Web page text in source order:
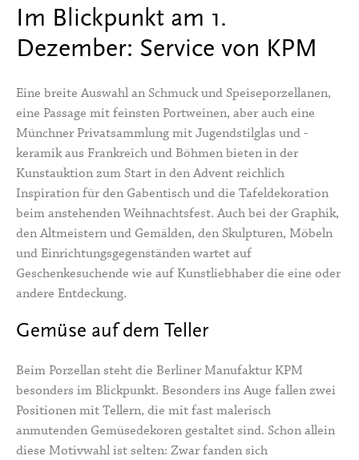
Im Blickpunkt am 1.
Dezember: Service von KPM
Eine breite Auswahl an Schmuck und Speiseporzellanen,
eine Passage mit feinsten Portweinen, aber auch eine
Münchner Privatsammlung mit Jugendstilglas und -
keramik aus Frankreich und Böhmen bieten in der
Kunstauktion zum Start in den Advent reichlich
Inspiration für den Gabentisch und die Tafeldekoration
beim anstehenden Weihnachtsfest. Auch bei der Graphik,
den Altmeistern und Gemälden, den Skulpturen, Möbeln
und Einrichtungsgegenständen wartet auf
Geschenkesuchende wie auf Kunstliebhaber die eine oder
andere Entdeckung.
Gemüse auf dem Teller
Beim Porzellan steht die Berliner Manufaktur KPM
besonders im Blickpunkt. Besonders ins Auge fallen zwei
Positionen mit Tellern, die mit fast malerisch
anmutenden Gemüsedekoren gestaltet sind. Schon allein
diese Motivwahl ist selten: Zwar fanden sich